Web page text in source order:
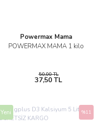
Powermax Mama
POWERMAX MAMA 1 kilo
50,00 TL
37,50 TL
Yeni %11